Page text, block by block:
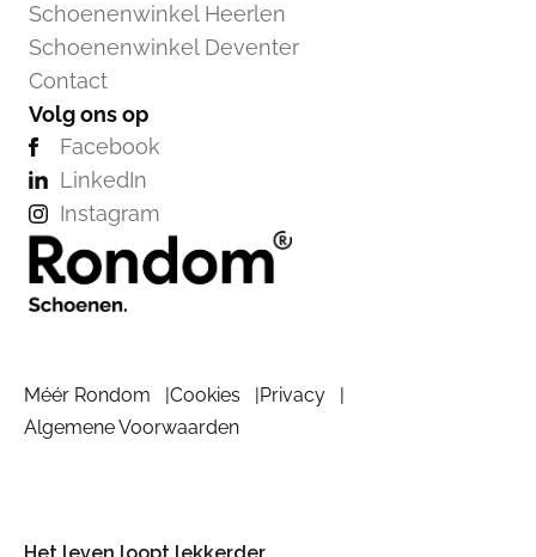
Schoenenwinkel Heerlen
Schoenenwinkel Deventer
Contact
Volg ons op
Facebook
LinkedIn
Instagram
Méér Rondom Cookies
Privacy
Algemene Voorwaarden